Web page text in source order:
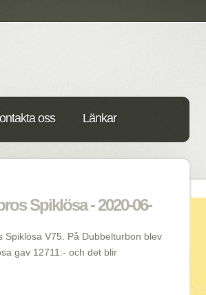
oss Länkar
Spiklösa - 2020-06-
Spiklösa V75. På Dubbelturbon blev
gav 12711:- och det blir